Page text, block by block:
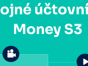
Money S3